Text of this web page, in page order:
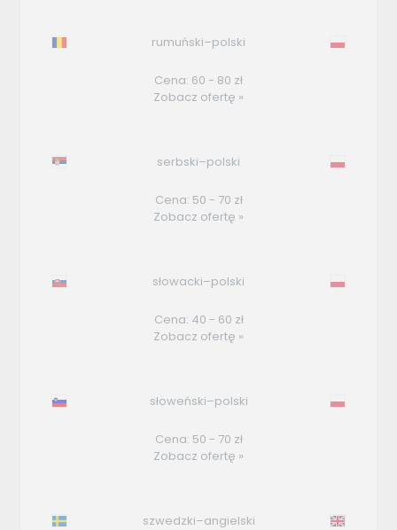
rumuński–polski
Cena: 60 - 80 zł
Zobacz ofertę »
serbski–polski
Cena: 50 - 70 zł
Zobacz ofertę »
słowacki–polski
Cena: 40 - 60 zł
Zobacz ofertę »
słoweński–polski
Cena: 50 - 70 zł
Zobacz ofertę »
szwedzki–angielski